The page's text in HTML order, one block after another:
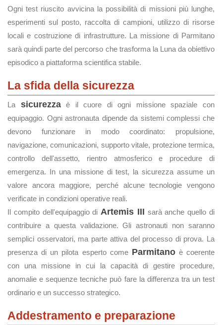
Ogni test riuscito avvicina la possibilità di missioni più lunghe,
esperimenti sul posto, raccolta di campioni, utilizzo di risorse
locali e costruzione di infrastrutture. La missione di Parmitano
sarà quindi parte del percorso che trasforma la Luna da obiettivo
episodico a piattaforma scientifica stabile.
La sfida della sicurezza
La sicurezzaè il cuore di ogni missione spaziale con
equipaggio. Ogni astronauta dipende da sistemi complessi che
devono funzionare in modo coordinato: propulsione,
navigazione, comunicazioni, supporto vitale, protezione termica,
controllo dell'assetto, rientro atmosferico e procedure di
emergenza. In una missione di test, la sicurezza assume un
valore ancora maggiore, perché alcune tecnologie vengono
verificate in condizioni operative reali.
Il compito dell'equipaggio di Artemis III sarà anche quello di
contribuire a questa validazione. Gli astronauti non saranno
semplici osservatori, ma parte attiva del processo di prova. La
presenza di un pilota esperto come Parmitanoè coerente
con una missione in cui la capacità di gestire procedure,
anomalie e sequenze tecniche può fare la differenza tra un test
ordinario e un successo strategico.
Addestramento e preparazione